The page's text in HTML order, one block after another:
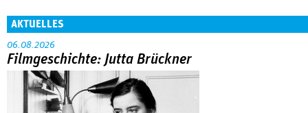
AKTUELLES
06.08.2026
Filmgeschichte: Jutta Brückner